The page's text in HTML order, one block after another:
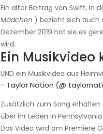
Ein alter Beitrag von Swift, in
Mädchen ) bezieht sich auch
Dezember 2019 hat sie es
wird.
Ein
UND ein Musikvideo aus
- Taylor Nation (@
Zusätzlich zum Song
über ihr Leben in
Das Video wird am Premiere